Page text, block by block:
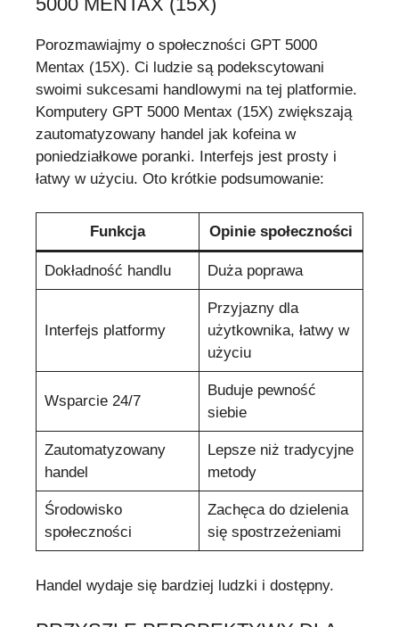
Porozmawiajmy o społeczności GPT 5000
Mentax (15X). Ci ludzie są podekscytowani
swoimi sukcesami handlowymi na tej platformie.
Komputery GPT 5000 Mentax (15X) zwiększają
zautomatyzowany handel jak kofeina w
poniedziałkowe poranki. Interfejs jest prosty i
łatwy w użyciu. Oto krótkie podsumowanie:
Funkcja Opinie społeczności
Dokładność handlu Duża poprawa
Interfejs platformy
Przyjazny dla
użytkownika, łatwy w
użyciu
Wsparcie 24/7
Buduje pewność
siebie
Zautomatyzowany
handel
Lepsze niż tradycyjne
metody
Środowisko
społeczności
Zachęca do dzielenia
się spostrzeżeniami
Handel wydaje się bardziej ludzki i dostępny.